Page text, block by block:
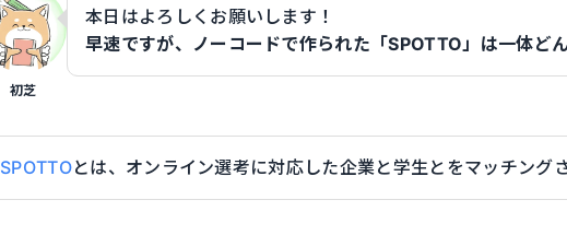
初芝
本日はよろしくお願いします！
早速ですが、ノーコードで作られた「SPOTTO」は一体ど
SPOTTOとは、オンライン選考に対応した企業と学生とをマッチング